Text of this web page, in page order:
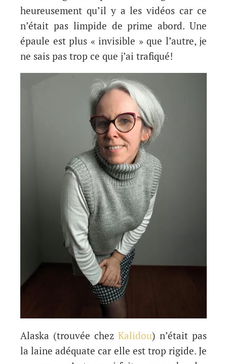
heureusement qu’il y a les vidéos car ce
n’était pas limpide de prime abord. Une
épaule est plus « invisible » que l’autre, je
ne sais pas trop ce que j’ai trafiqué!
Alaska (trouvée chez Kalidou) n’était pas
la laine adéquate car elle est trop rigide. Je